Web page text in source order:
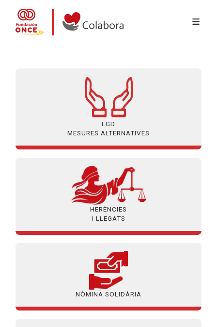
LGD
MESURES ALTERNATIVES
HERÈNCIES
I LLEGATS
NÒMINA SOLIDÀRIA